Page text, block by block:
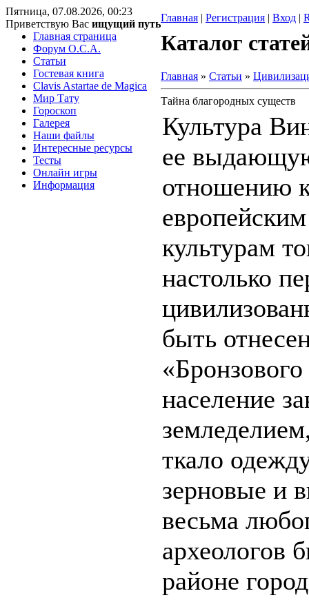
Пятница, 07.08.2026, 00:23
Приветствую Вас ищущий путь
Главная | Регистрация | Вход |
Главная страница
Форум O.C.A.
Статьи
Гостевая книга
Clavis Astartae de Magica
Мир Тату
Гороскоп
Галерея
Наши файлы
Интересные ресурсы
Тесты
Онлайн игры
Информация
Каталог
Главная » Статьи »
Тайна благородных существ
Культура
ее
отношению
культурам
настолько
быть
население
ткало
зерновые и
весьма
археологов
районе